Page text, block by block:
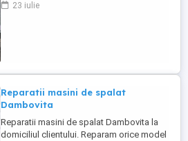
23 iulie
Reparatii masini de spalat
Dambovita
Reparatii masini de spalat Dambovita la
domiciliul clientului. Reparam orice model